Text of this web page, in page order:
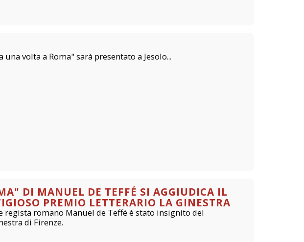
volta a Roma" sarà presentato a Jesolo...
DI MANUEL DE TEFFÉ SI AGGIUDICA IL
PREMIO LETTERARIO LA GINESTRA
regista romano Manuel de Teffé è stato insignito del
di Firenze.